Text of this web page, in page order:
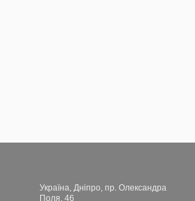
Україна, Дніпро, пр. Олександра
Поля, 46